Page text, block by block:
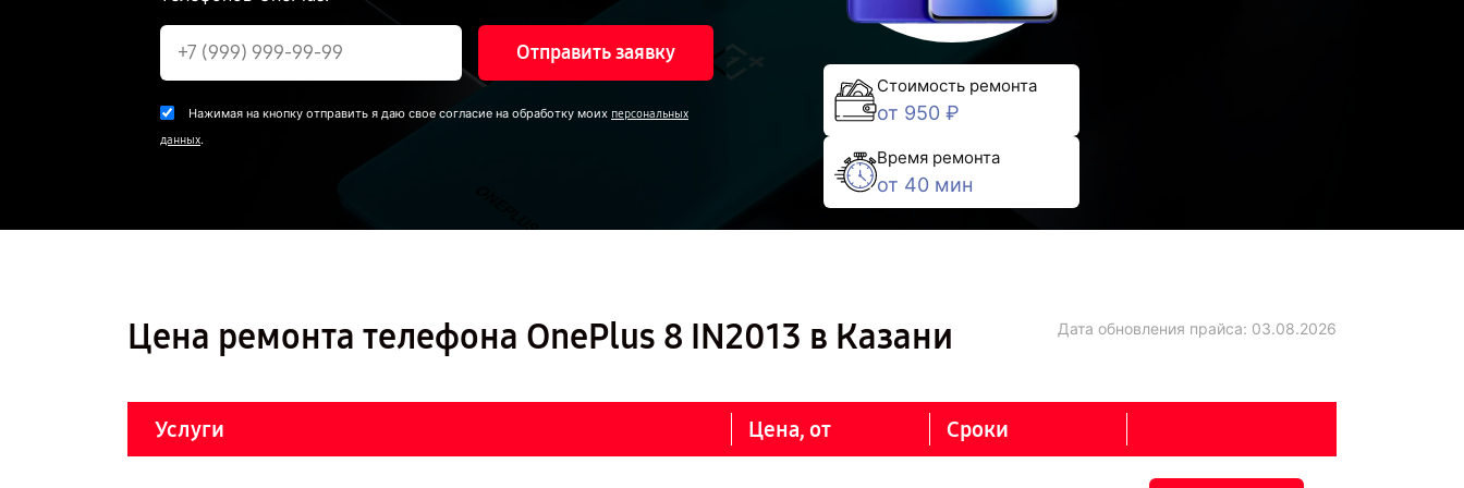
Отправить заявку
Нажимая на кнопку отправить я даю свое согласие на обработку моих персональных
данных.
Стоимость ремонта
от 950 ₽
Время ремонта
от 40 мин
Цена ремонта телефона OnePlus 8 IN2013 в Казани Дата обновления прайса: 03.08.2026
Услуги Цена, от Сроки